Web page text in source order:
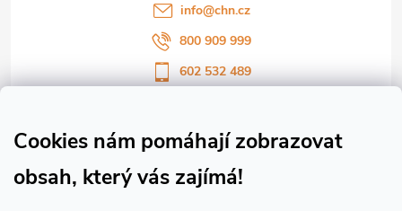
Cookies nám pomáhají zobrazovat
obsah, který vás zajímá!
info@chn.cz
800 909 999
602 532 489
Sledujte náš vlog CHN_CZ